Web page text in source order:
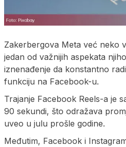
Zakerbergova Meta već neko
jedan od važnijih aspekata
iznenađenje da konstantno
funkciju na Facebook-u.
Trajanje Facebook Reels-a je
90 sekundi, što odražava
uveo u julu prošle godine.
Međutim, Facebook i